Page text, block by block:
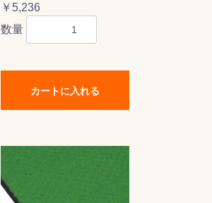
￥5,236
数量
カートに入れる